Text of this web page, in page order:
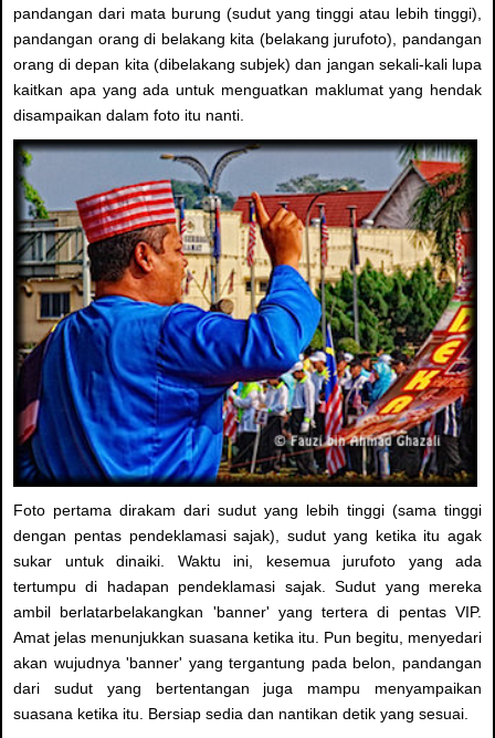
pandangan dari mata burung (sudut yang tinggi atau lebih tinggi),
pandangan orang di belakang kita (belakang jurufoto), pandangan
orang di depan kita (dibelakang subjek) dan jangan sekali-kali lupa
kaitkan apa yang ada untuk menguatkan maklumat yang hendak
disampaikan dalam foto itu nanti.
Foto pertama dirakam dari sudut yang lebih tinggi (sama tinggi
dengan pentas pendeklamasi sajak), sudut yang ketika itu agak
sukar untuk dinaiki. Waktu ini, kesemua jurufoto yang ada
tertumpu di hadapan pendeklamasi sajak. Sudut yang mereka
ambil berlatarbelakangkan 'banner' yang tertera di pentas VIP.
Amat jelas menunjukkan suasana ketika itu. Pun begitu, menyedari
akan wujudnya 'banner' yang tergantung pada belon, pandangan
dari sudut yang bertentangan juga mampu menyampaikan
suasana ketika itu. Bersiap sedia dan nantikan detik yang sesuai.